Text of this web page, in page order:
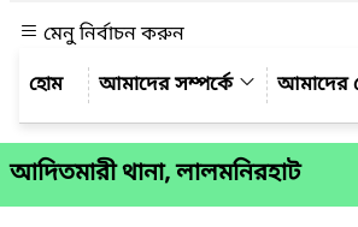
মেনু নির্বাচন করুন
আমাদের সম্পর্কে
আমাদের
আদিতমারী থানা, লালমনিরহাট